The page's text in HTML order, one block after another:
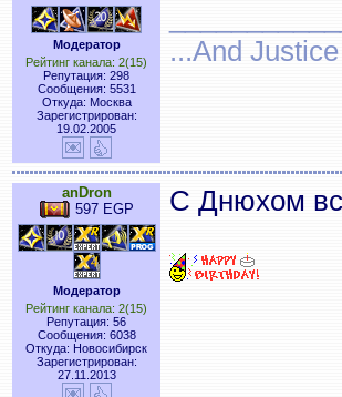
Модератор
Рейтинг канала: 2(15)
Репутация: 298
Сообщения: 5531
Откуда: Москва
Зарегистрирован:
19.02.2005
...And
anDron
597 EGP
Модератор
Рейтинг канала: 2(15)
Репутация: 56
Сообщения: 6038
Откуда: Новосибирск
Зарегистрирован:
27.11.2013
С Днюхом